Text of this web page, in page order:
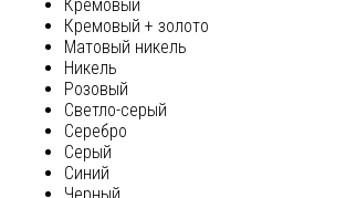
Кремовый
Кремовый + золото
Матовый никель
Никель
Розовый
Светло-серый
Серебро
Серый
Синий